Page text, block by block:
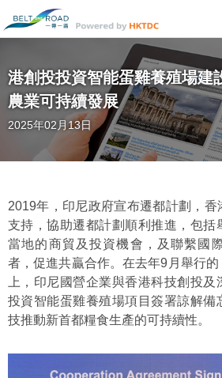
港創投投資智能蛋雞養殖場建
農業可持續發展
2025年02月13日
2019年，印尼政府宣布遷都計劃，
支持，協助遷都計劃順利推進，包括
當地的商貿及投資機會，及聯繫國
者，促進共贏合作。在去年9月舉行的
上，印尼國營企業與香港科技創投
投資智能蛋雞養殖場項目簽署諒解備
技推動新首都糧食生產的可持續性。